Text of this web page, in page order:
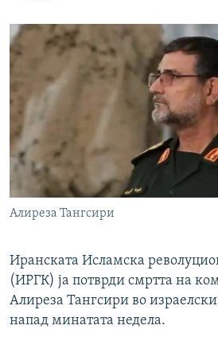
Алиреза Тангсири
Иранската Исламска
(ИРГК) ја потврди смртта на
Алиреза Тангсири во
напад минатата недела.